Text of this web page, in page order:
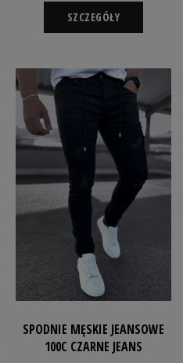
SZCZEGÓŁY
SPODNIE MĘSKIE JEANSOWE
100C CZARNE JEANS